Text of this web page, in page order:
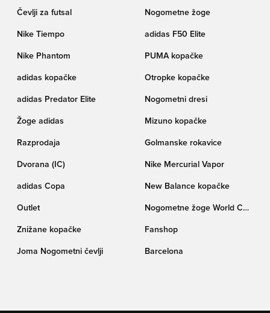
Čevlji za futsal Nogometne žoge
Nike Tiempo adidas F50 Elite
Nike Phantom PUMA kopačke
adidas kopačke Otropke kopačke
adidas Predator Elite Nogometni dresi
Žoge adidas Mizuno kopačke
Razprodaja Golmanske rokavice
Dvorana (IC) Nike Mercurial Vapor
adidas Copa New Balance kopačke
Outlet
Nogometne žoge World Cup
Znižane kopačke
Fanshop
Joma Nogometni čevlji Barcelona